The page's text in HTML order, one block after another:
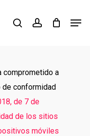
searchaccount
comprometido a
conformidad
de 7 de
de los sitios
móviles